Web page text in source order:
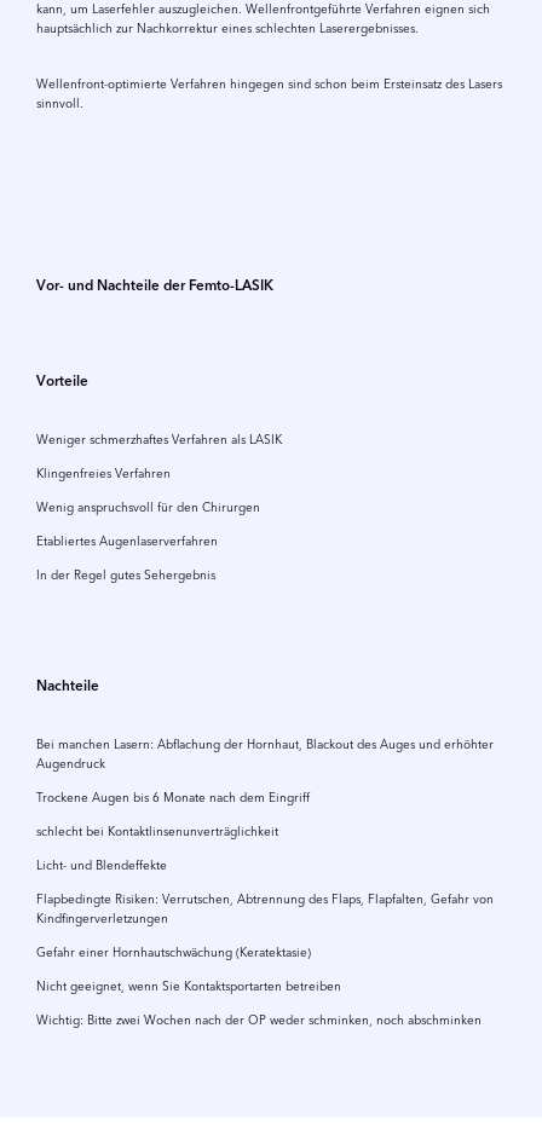
kann, um Laserfehler auszugleichen. Wellenfrontgeführte Verfahren eignen sich
hauptsächlich zur Nachkorrektur eines schlechten Laserergebnisses.
Wellenfront-optimierte Verfahren hingegen sind schon beim Ersteinsatz des Lasers
sinnvoll.
Vor- und Nachteile der Femto-LASIK
Vorteile
Weniger schmerzhaftes Verfahren als LASIK
Klingenfreies Verfahren
Wenig anspruchsvoll für den Chirurgen
Etabliertes Augenlaserverfahren
In der Regel gutes Sehergebnis
Nachteile
Bei manchen Lasern: Abflachung der Hornhaut, Blackout des Auges und erhöhter
Augendruck
Trockene Augen bis 6 Monate nach dem Eingriff
schlecht bei Kontaktlinsenunverträglichkeit
Licht- und Blendeffekte
Flapbedingte Risiken: Verrutschen, Abtrennung des Flaps, Flapfalten, Gefahr von
Kindfingerverletzungen
Gefahr einer Hornhautschwächung (Keratektasie)
Nicht geeignet, wenn Sie Kontaktsportarten betreiben
Wichtig: Bitte zwei Wochen nach der OP weder schminken, noch abschminken